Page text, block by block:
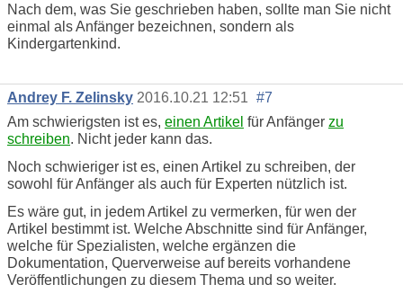
Nach dem, was Sie geschrieben haben, sollte man Sie nicht
einmal als Anfänger bezeichnen, sondern als
Kindergartenkind.
Andrey F. Zelinsky 2016.10.21 12:51 #7
Am schwierigsten ist es, einen Artikel für Anfänger zu
schreiben. Nicht jeder kann das.
Noch schwieriger ist es, einen Artikel zu schreiben, der
sowohl für Anfänger als auch für Experten nützlich ist.
Es wäre gut, in jedem Artikel zu vermerken, für wen der
Artikel bestimmt ist. Welche Abschnitte sind für Anfänger,
welche für Spezialisten, welche ergänzen die
Dokumentation, Querverweise auf bereits vorhandene
Veröffentlichungen zu diesem Thema und so weiter.